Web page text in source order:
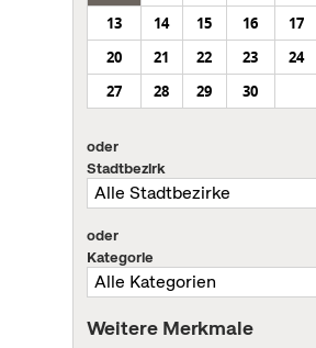
13
14 15 16 17
20
21 22 23 24
27
28 29 30
oder
Stadtbezirk
oder
Kategorie
Weitere Merkmale